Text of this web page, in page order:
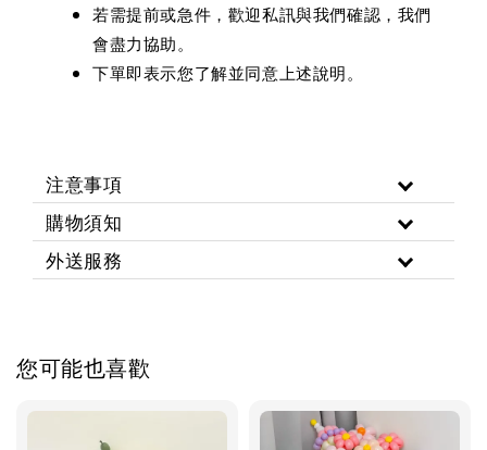
若需提前或急件，歡迎私訊與我們確認，我們
會盡力協助。
下單即表示您了解並同意上述說明。
注意事項
購物須知
外送服務
您可能也喜歡